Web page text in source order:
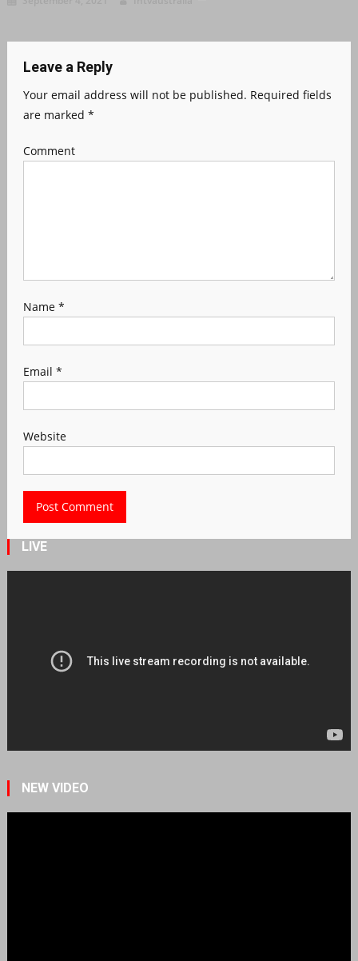
Leave a Reply
Your email address will not be published. Required fields
are marked *
Comment
Name *
Email *
Website
LIVE
NEW VIDEO